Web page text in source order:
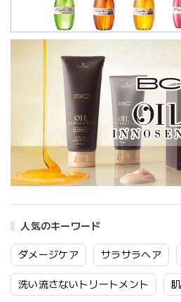
人気のキーワード
ダメージケア サラサラヘア
洗い流さないトリートメント